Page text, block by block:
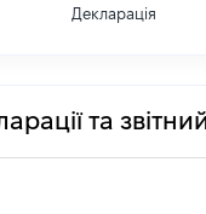
Декларація
та